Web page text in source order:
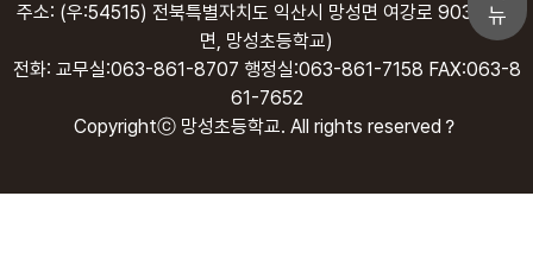
뉴
주소: (우:54515) 전북특별자치도 익산시 망성면 여강로 903 (망성
면, 망성초등학교)
전화: 교무실:063-861-8707 행정실:063-861-7158 FAX:063-8
61-7652
Copyrightⓒ 망성초등학교. All rights reserved？